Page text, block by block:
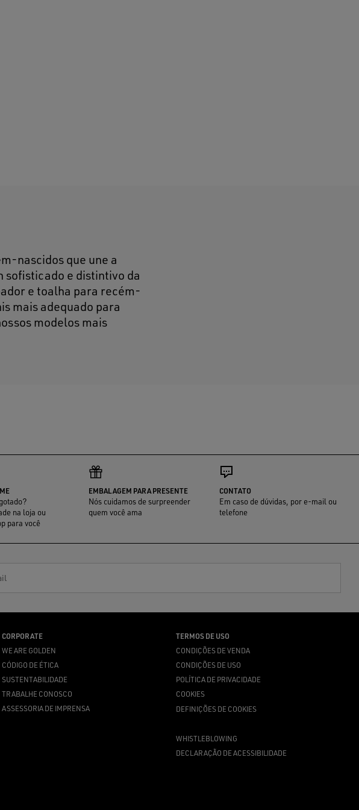
nascidos que une a
sofisticado e distintivo da
e toalha para recém-
mais adequado para
modelos mais
na loja ou
para você
EMBALAGEM PARA PRESENTE
Nós cuidamos de surpreender
quem você ama
CONTATO
Em caso de dúvidas, por e-mail ou
telefone
CORPORATE
WE ARE GOLDEN
CÓDIGO DE ÉTICA
SUSTENTABILIDADE
TRABALHE CONOSCO
ASSESSORIA DE IMPRENSA
TERMOS DE USO
CONDIÇÕES DE VENDA
CONDIÇÕES DE USO
POLÍTICA DE PRIVACIDADE
COOKIES
DEFINIÇÕES DE COOKIES
WHISTLEBLOWING
DECLARAÇÃO DE ACESSIBILIDADE